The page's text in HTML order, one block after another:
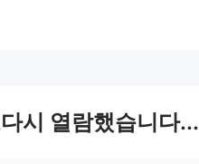
시 열람했습니다...